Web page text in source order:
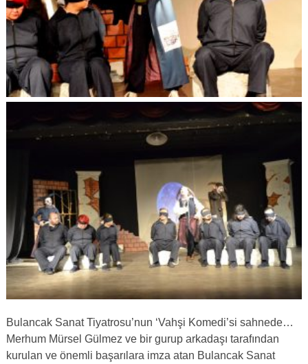
Bulancak Sanat Tiyatrosu’nun ‘Vahşi Komedi’si sahnede…
Merhum Mürsel Gülmez ve bir gurup arkadaşı tarafından
kurulan ve önemli başarılara imza atan Bulancak Sanat